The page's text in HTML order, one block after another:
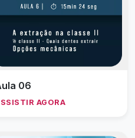
06
AGORA